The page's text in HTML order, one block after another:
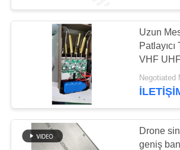
Uzun
VHF
Karıştırıcı
Negotiated
Drone
geniş